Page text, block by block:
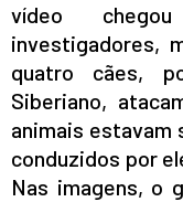
vídeo
investigadores,
quatro cães,
Siberiano,
animais estavam
conduzidos por
Nas imagens, o